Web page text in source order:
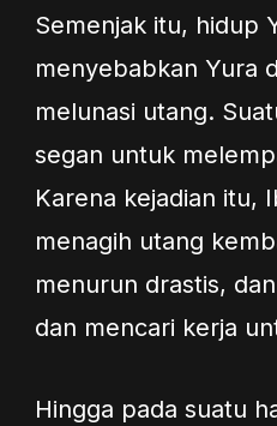
Semenjak itu, hidup
menyebabkan Yura
melunasi utang.
segan untuk
Karena kejadian itu,
menagih utang
menurun drastis,
dan mencari kerja
Hingga pada suatu